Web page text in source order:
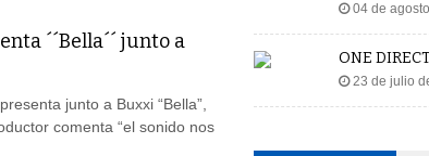
´´Bella´´ junto a
junto a Buxxi “Bella”,
comenta “el sonido nos
04 de
ONE
23 de julio